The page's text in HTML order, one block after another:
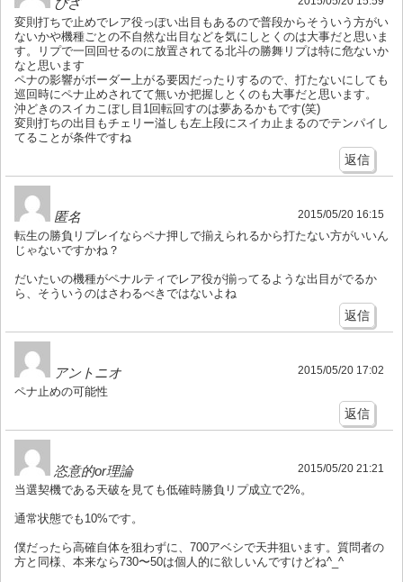
ぴざ
変則打ちで止めでレア役っぽい出目もあるので普段からそういう方がい
ないかや機種ごとの不自然な出目などを気にしとくのは大事だと思いま
す。リプで一回回せるのに放置されてる北斗の勝舞リプは特に危ないか
なと思います
ペナの影響がボーダー上がる要因だったりするので、打たないにしても
巡回時にペナ止めされてて無いか把握しとくのも大事だと思います。
沖どきのスイカこぼし目1回転回すのは夢あるかもです(笑)
変則打ちの出目もチェリー溢しも左上段にスイカ止まるのでテンパイし
てることが条件ですね
返信
匿名 2015/05/20 16:15
転生の勝負リプレイならペナ押しで揃えられるから打たない方がいいん
じゃないですかね？
だいたいの機種がペナルティでレア役が揃ってるような出目がでるか
ら、そういうのはさわるべきではないよね
返信
アントニオ 2015/05/20 17:02
ペナ止めの可能性
返信
恣意的or理論 2015/05/20 21:21
当選契機である天破を見ても低確時勝負リプ成立で2%。
通常状態でも10%です。
僕だったら高確自体を狙わずに、700アベシで天井狙います。質問者の
方と同様、本来なら730〜50は個人的に欲しいんですけどね^_^